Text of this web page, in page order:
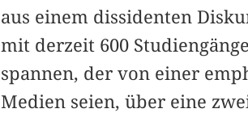
aus einem dissidenten
mit derzeit 600
spannen, der von einer
Medien seien, über eine